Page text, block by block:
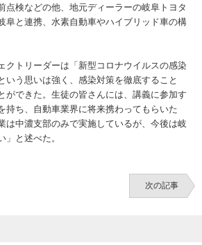
点検などの他、地元ディーラーの岐阜トヨタ
阜と連携、水素自動車やハイブリッド車の構
トリーダーは「新型コロナウイルスの感染
いう思いは強く、感染対策を徹底すること
ができた。生徒の皆さんには、講義に参加す
持ち、自動車業界に将来携わってもらいた
は中濃支部のみで実施しているが、今後は岐
」と述べた。
次の記事